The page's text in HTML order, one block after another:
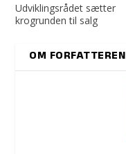
Udviklingsrådet sætter
krogrunden til salg
OM FORFATTEREN